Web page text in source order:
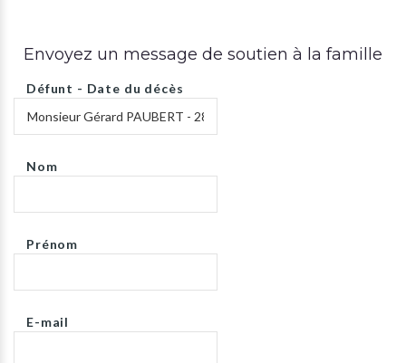
Envoyez un message de soutien à la famille
Défunt - Date du décès
Nom
Prénom
E-mail